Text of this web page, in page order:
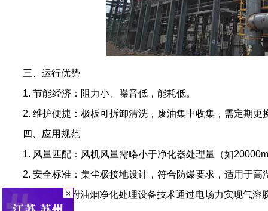
三、运行优势
1. 节能经济：阻力小、噪音低，能耗低。
2. 维护便捷：极板可拆卸清洗，废油集中收集，需定期更
四、应用规范
1. 风量匹配：风机风量需略小于净化器处理量（如
2. 安全标准：集尘极接地设计，符合防爆要求，适用于高
高压静电吸附油烟净化处理设备技术通过电场力实现气
案。
×